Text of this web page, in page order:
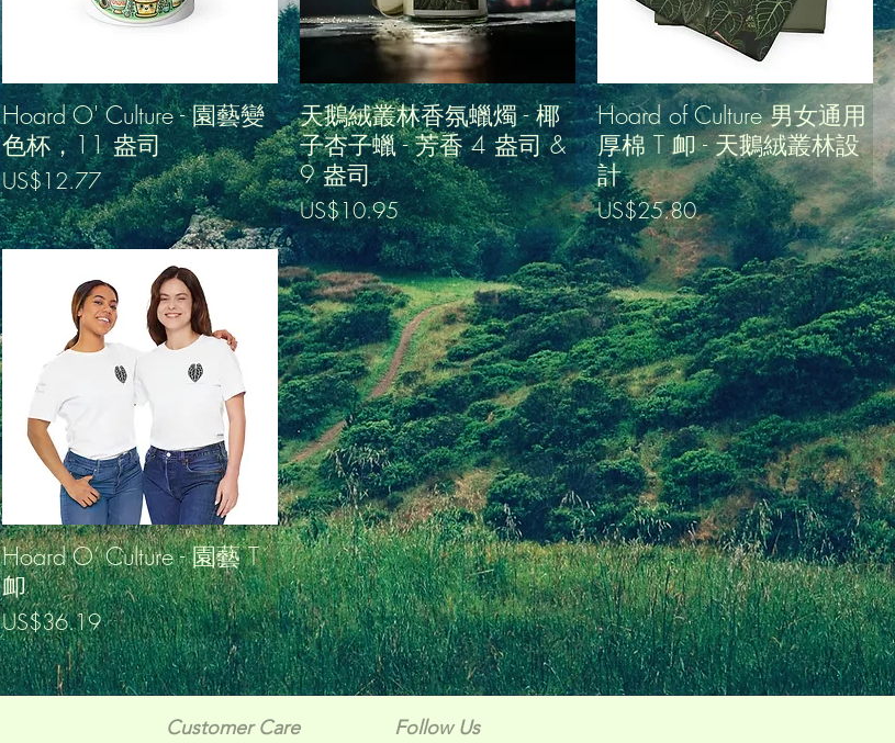
Hoard O' Culture - 園藝變
色杯，11 盎司
價格
US$12.77
天鵝絨叢林香氛蠟燭 - 椰
子杏子蠟 - 芳香 4 盎司 &
9 盎司
價格
US$10.95
Hoard of Culture 男女通用
厚棉 T 卹 - 天鵝絨叢林設
計
價格
US$25.80
Hoard O’ Culture - 園藝 T
卹
價格
US$36.19
Customer Care Follow Us